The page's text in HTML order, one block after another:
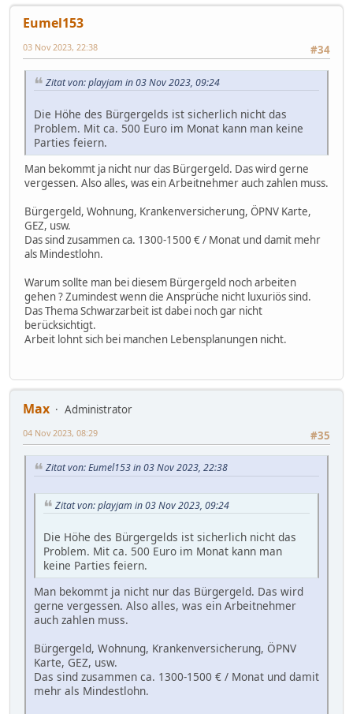
Eumel153
#34
03 Nov 2023, 22:38
Zitat von: playjam in 03 Nov 2023, 09:24
Die Höhe des Bürgergelds ist sicherlich nicht das
Problem. Mit ca. 500 Euro im Monat kann man keine
Parties feiern.
Man bekommt ja nicht nur das Bürgergeld. Das wird gerne
vergessen. Also alles, was ein Arbeitnehmer auch zahlen muss.
Bürgergeld, Wohnung, Krankenversicherung, ÖPNV Karte,
GEZ, usw.
Das sind zusammen ca. 1300-1500 € / Monat und damit mehr
als Mindestlohn.
Warum sollte man bei diesem Bürgergeld noch arbeiten
gehen ? Zumindest wenn die Ansprüche nicht luxuriös sind.
Das Thema Schwarzarbeit ist dabei noch gar nicht
berücksichtigt.
Arbeit lohnt sich bei manchen Lebensplanungen nicht.
Max
Administrator
#35
04 Nov 2023, 08:29
Zitat von: Eumel153 in 03 Nov 2023, 22:38
Zitat von: playjam in 03 Nov 2023, 09:24
Die Höhe des Bürgergelds ist sicherlich nicht das
Problem. Mit ca. 500 Euro im Monat kann man
keine Parties feiern.
Man bekommt ja nicht nur das Bürgergeld. Das wird
gerne vergessen. Also alles, was ein Arbeitnehmer
auch zahlen muss.
Bürgergeld, Wohnung, Krankenversicherung, ÖPNV
Karte, GEZ, usw.
Das sind zusammen ca. 1300-1500 € / Monat und damit
mehr als Mindestlohn.